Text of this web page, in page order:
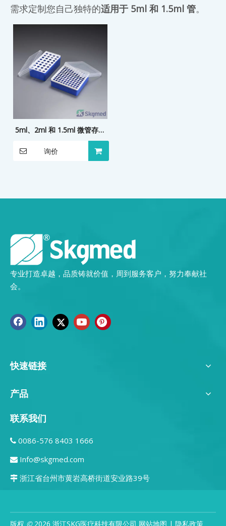
需求定制您自己独特的适用于 5ml 和 1.5ml 管。
5ml、2ml 和 1.5ml 微管存储
询价
专业打造卓越，品质铸就价值，周到服务客户，努力奉献社
会。
快速链接
产品
联系我们
 0086-576 8403 1666
 Info@skgmed.com
 浙江省台州市黄岩高桥街道安业路39号
版权 © 2026 浙江SKG医疗科技有限公司 网站地图 | 隐私政策